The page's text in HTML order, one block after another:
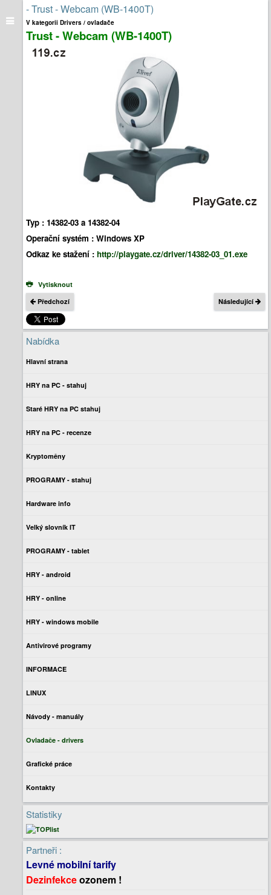
- Trust - Webcam (WB-1400T)
V kategorii Drivers / ovladače
Trust - Webcam (WB-1400T)
Typ : 14382-03 a 14382-04
Operační systém : Windows XP
Odkaz ke stažení : http://playgate.cz/driver/14382-03_01.exe
Vytisknout
Předchozí
Následující
Nabídka
Hlavní strana
HRY na PC - stahuj
Staré HRY na PC stahuj
HRY na PC - recenze
Kryptoměny
PROGRAMY - stahuj
Hardware info
Velký slovník IT
PROGRAMY - tablet
HRY - android
HRY - online
HRY - windows mobile
Antivirové programy
INFORMACE
LINUX
Návody - manuály
Ovladače - drivers
Grafické práce
Kontakty
Statistiky
Partneři :
Levné mobilní tarify
Dezinfekceozonem !